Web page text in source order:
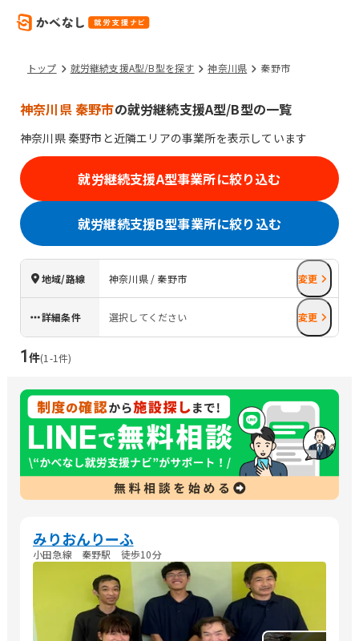
トップ 就労継続支援A型/B型を探す 神奈川県 秦野市
神奈川県 秦野市の就労継続支援A型/B型の一覧
神奈川県秦野市 と近隣エリアの事業所を表示しています
就労継続支援A型事業所に絞り込む
就労継続支援B型事業所に絞り込む
地域/路線 神奈川県 / 秦野市 変更
詳細条件 選択してください 変更
1件(1 -1件)
みりおんりーふ
小田急線 秦野駅 徒歩10分